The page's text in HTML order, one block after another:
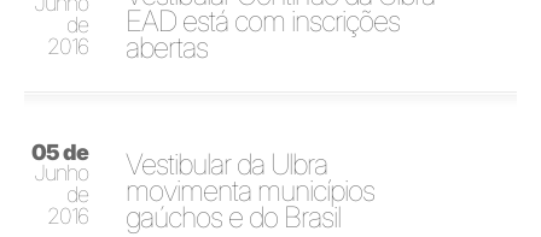
de
2016
EAD está com inscrições
abertas
05 de
Junho
de
2016
Vestibular da Ulbra
movimenta municípios
gaúchos e do Brasil